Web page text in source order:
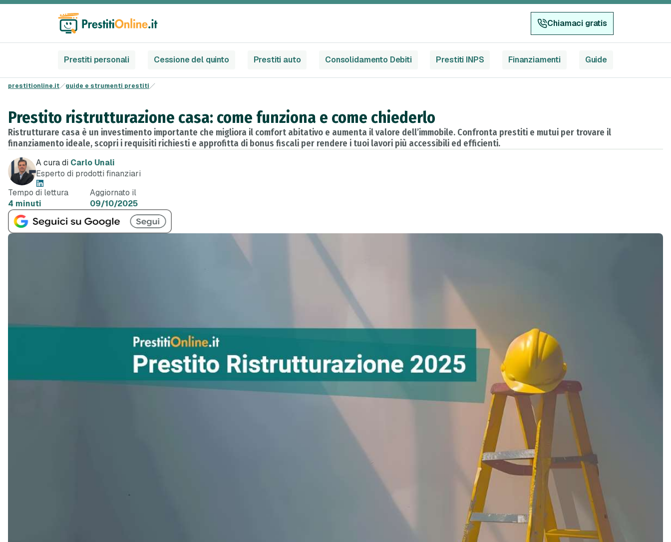
Chiamaci gratis
Prestiti personali Cessione del quinto Prestiti auto Consolidamento Debiti Prestiti INPS Finanziamenti Guide
prestitionline.it guide e strumenti prestiti
Prestito ristrutturazione casa: come funziona e come chiederlo
Ristrutturare casa è un investimento importante che migliora il comfort abitativo e aumenta il valore dell’immobile. Confronta prestiti e mutui per trovare il
finanziamento ideale, scopri i requisiti richiesti e approfitta di bonus fiscali per rendere i tuoi lavori più accessibili ed efficienti.
A cura di Carlo Unali
Esperto di prodotti finanziari
Tempo di lettura
4 minuti
Aggiornato il
09/10/2025